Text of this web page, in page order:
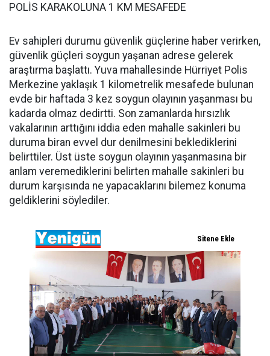
POLİS KARAKOLUNA 1 KM MESAFEDE
Ev sahipleri durumu güvenlik güçlerine haber verirken,
güvenlik güçleri soygun yaşanan adrese gelerek
araştırma başlattı. Yuva mahallesinde Hürriyet Polis
Merkezine yaklaşık 1 kilometrelik mesafede bulunan
evde bir haftada 3 kez soygun olayının yaşanması bu
kadarda olmaz dedirtti. Son zamanlarda hırsızlık
vakalarının arttığını iddia eden mahalle sakinleri bu
duruma biran evvel dur denilmesini beklediklerini
belirttiler. Üst üste soygun olayının yaşanmasına bir
anlam veremediklerini belirten mahalle sakinleri bu
durum karşısında ne yapacaklarını bilemez konuma
geldiklerini söylediler.